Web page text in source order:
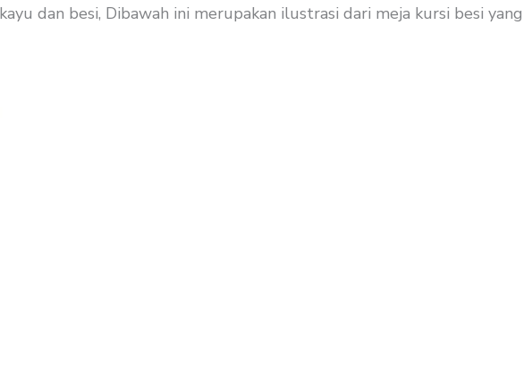
dan besi, Dibawah ini merupakan ilustrasi dari meja kursi besi yang